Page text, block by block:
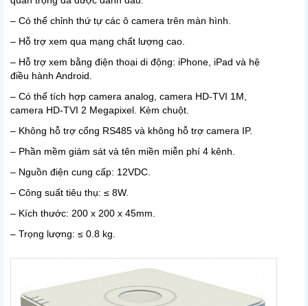
– Có thể chỉnh thứ tự các ô camera trên màn hình.
– Hỗ trợ xem qua mạng chất lượng cao.
– Hỗ trợ xem bằng điện thoại di động: iPhone, iPad và hệ
điều hành Android.
– Có thể tích hợp camera analog, camera HD-TVI 1M,
camera HD-TVI 2 Megapixel. Kèm chuột.
– Không hỗ trợ cổng RS485 và không hỗ trợ camera IP.
– Phần mềm giám sát và tên miền miễn phí 4 kênh.
– Nguồn điện cung cấp: 12VDC.
– Công suất tiêu thụ: ≤ 8W.
– Kích thước: 200 x 200 x 45mm.
– Trọng lượng: ≤ 0.8 kg.